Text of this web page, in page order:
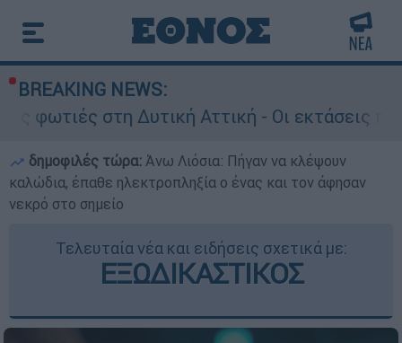
BREAKING NEWS:
Δυτική Αττική - Οι εκτάσεις που κάηκαν
δημοφιλές τώρα: Άνω Λιόσια: Πήγαν να κλέψουν
καλώδια, έπαθε ηλεκτροπληξία ο ένας και τον άφησαν
νεκρό στο σημείο
Τελευταία νέα και ειδήσεις σχετικά με:
ΕΞΩΔΙΚΑΣΤΙΚΟΣ